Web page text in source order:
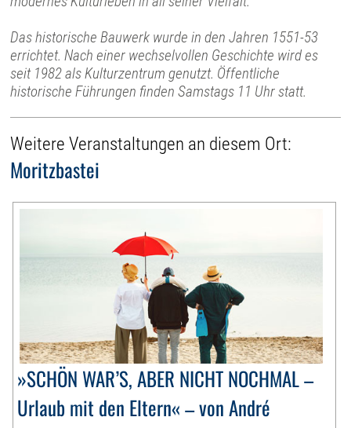
Das historische Bauwerk wurde in den Jahren 1551-53
errichtet. Nach einer wechselvollen Geschichte wird es
seit 1982 als Kulturzentrum genutzt. Öffentliche
historische Führungen finden Samstags 11 Uhr statt.
Weitere Veranstaltungen an diesem Ort:
Moritzbastei
»SCHÖN WAR’S, ABER NICHT NOCHMAL –
Urlaub mit den Eltern« – von André